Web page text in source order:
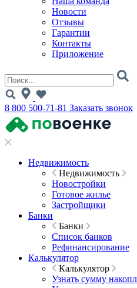
Новости
Отзывы
Гарантии
Контакты
Приложение
8 800 500-71-81 Заказать звонок
Недвижимость
Недвижимость
Новостройки
Готовое жилье
Застройщики
Банки
Банки
Список банков
Рефинансирование
Калькулятор
Калькулятор
Узнать сумму